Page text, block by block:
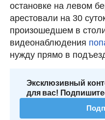
остановке на левом
арестовали на 30
произошедшем в
видеонаблюдения
нужду прямо в
Эксклюзивный
для вас!